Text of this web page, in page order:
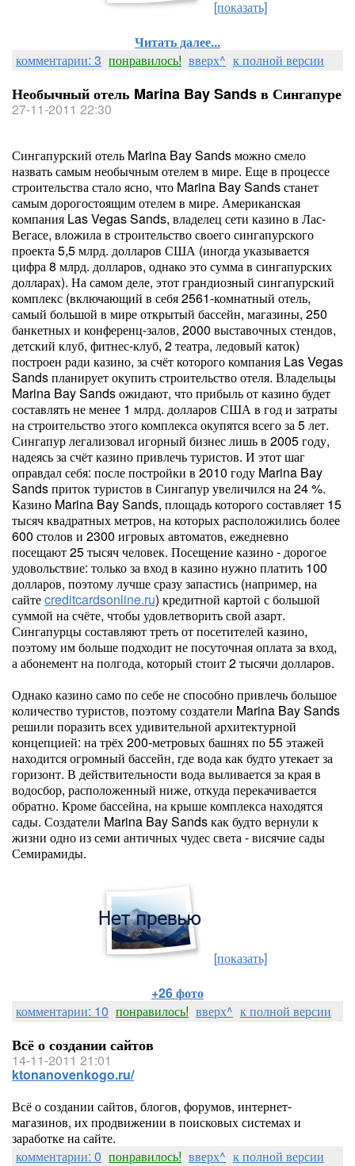
[показать]
Читать далее...
комментарии: 3 понравилось! вверх^ к полной версии
Необычный отель Marina Bay Sands в Сингапуре
27-11-2011 22:30
Сингапурский отель Marina Bay Sands можно смело
назвать самым необычным отелем в мире. Еще в процессе
строительства стало ясно, что Marina Bay Sands станет
самым дорогостоящим отелем в мире. Американская
компания Las Vegas Sands, владелец сети казино в Лас-
Вегасе, вложила в строительство своего сингапурского
проекта 5,5 млрд. долларов США (иногда указывается
цифра 8 млрд. долларов, однако это сумма в сингапурских
долларах). На самом деле, этот грандиозный сингапурский
комплекс (включающий в себя 2561-комнатный отель,
самый большой в мире открытый бассейн, магазины, 250
банкетных и конференц-залов, 2000 выставочных стендов,
детский клуб, фитнес-клуб, 2 театра, ледовый каток)
построен ради казино, за счёт которого компания Las Vegas
Sands планирует окупить строительство отеля. Владельцы
Marina Bay Sands ожидают, что прибыль от казино будет
составлять не менее 1 млрд. долларов США в год и затраты
на строительство этого комплекса окупятся всего за 5 лет.
Сингапур легализовал игорный бизнес лишь в 2005 году,
надеясь за счёт казино привлечь туристов. И этот шаг
оправдал себя: после постройки в 2010 году Marina Bay
Sands приток туристов в Сингапур увеличился на 24 %.
Казино Marina Bay Sands, площадь которого составляет 15
тысяч квадратных метров, на которых расположились более
600 столов и 2300 игровых автоматов, ежедневно
посещают 25 тысяч человек. Посещение казино - дорогое
удовольствие: только за вход в казино нужно платить 100
долларов, поэтому лучше сразу запастись (например, на
сайтеcreditcardsonline.ru) кредитной картой с большой
суммой на счёте, чтобы удовлетворить свой азарт.
Сингапурцы составляют треть от посетителей казино,
поэтому им больше подходит не посуточная оплата за вход,
а абонемент на полгода, который стоит 2 тысячи долларов.
Однако казино само по себе не способно привлечь большое
количество туристов, поэтому создатели Marina Bay Sands
решили поразить всех удивительной архитектурной
концепцией: на трёх 200-метровых башнях по 55 этажей
находится огромный бассейн, где вода как будто утекает за
горизонт. В действительности вода выливается за края в
водосбор, расположенный ниже, откуда перекачивается
обратно. Кроме бассейна, на крыше комплекса находятся
сады. Создатели Marina Bay Sands как будто вернули к
жизни одно из семи античных чудес света - висячие сады
Семирамиды.
[показать]
+26 фото
комментарии: 10 понравилось! вверх^ к полной версии
Всё о создании сайтов
14-11-2011 21:01
ktonanovenkogo.ru/
Всё о создании сайтов, блогов, форумов, интернет-
магазинов, их продвижении в поисковых системах и
заработке на сайте.
комментарии: 0 понравилось! вверх^ к полной версии